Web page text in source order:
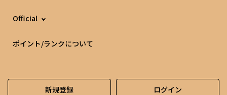
Official
ポイント/ランクについて
新規登録 ログイン